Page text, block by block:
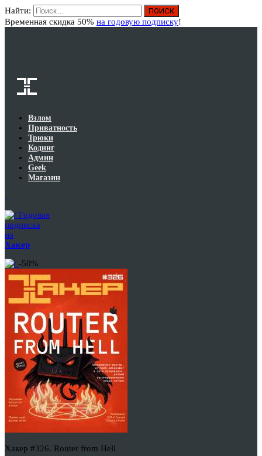
Найти:
Временная скидка 50% на годовую подписку!
Взлом
Приватность
Трюки
Кодинг
Админ
Geek
Магазин
Годовая
подписка
на
Хакер
-50%
Хакер #326. Router from Hell